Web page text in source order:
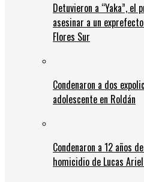
Detuvieron a “Yaka”,
asesinar a un
Flores Sur
Condenaron a dos
adolescente en Roldán
Condenaron a 12 años
homicidio de Lucas